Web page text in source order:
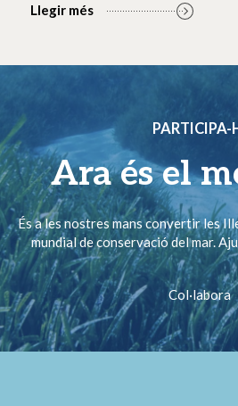
Llegir més
PARTICIPA-
Ara és el
És a les nostres mans convertir les
mundial de conservació del mar.
Col·labora